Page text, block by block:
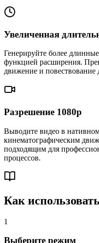
Увеличенная
Генерируйте более
функцией расширения.
движение и повествование
Разрешение 1080p
Выводите видео в
кинематографическим
подходящим для
процессов.
Как
1
Выберите режим